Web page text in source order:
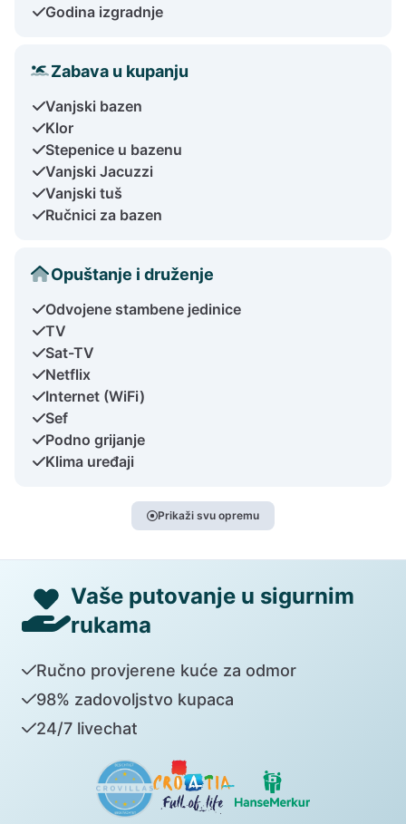
Godina izgradnje
Zabava u kupanju
Vanjski bazen
Klor
Stepenice u bazenu
Vanjski Jacuzzi
Vanjski tuš
Ručnici za bazen
Opuštanje i druženje
Odvojene stambene jedinice
TV
Sat-TV
Netflix
Internet (WiFi)
Sef
Podno grijanje
Klima uređaji
Prikaži svu opremu
Vaše putovanje u sigurnim
rukama
Ručno provjerene kuće za odmor
98% zadovoljstvo kupaca
24/7 livechat